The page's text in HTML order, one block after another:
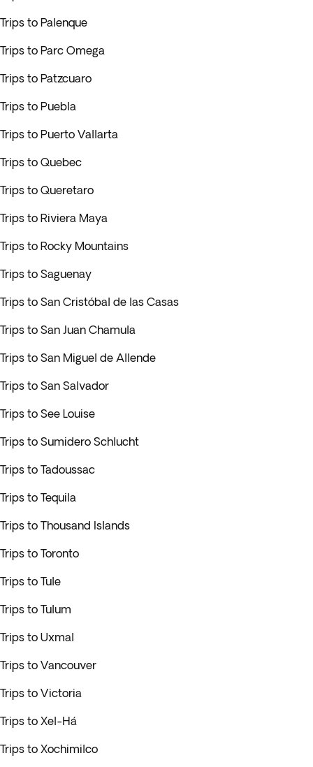
Trips to Palenque
Trips to Parc Omega
Trips to Patzcuaro
Trips to Puebla
Trips to Puerto Vallarta
Trips to Quebec
Trips to Queretaro
Trips to Riviera Maya
Trips to Rocky Mountains
Trips to Saguenay
Trips to San Cristóbal de las Casas
Trips to San Juan Chamula
Trips to San Miguel de Allende
Trips to San Salvador
Trips to See Louise
Trips to Sumidero Schlucht
Trips to Tadoussac
Trips to Tequila
Trips to Thousand Islands
Trips to Toronto
Trips to Tule
Trips to Tulum
Trips to Uxmal
Trips to Vancouver
Trips to Victoria
Trips to Xel-Há
Trips to Xochimilco